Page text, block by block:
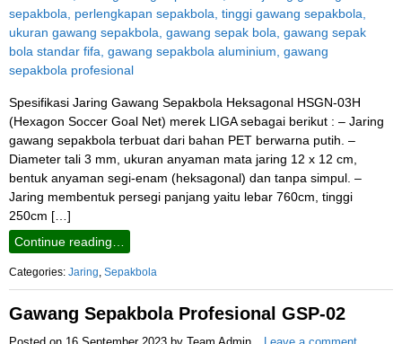
Spesifikasi Jaring Gawang Sepakbola Heksagonal HSGN-03H
(Hexagon Soccer Goal Net) merek LIGA sebagai berikut : – Jaring
gawang sepakbola terbuat dari bahan PET berwarna putih. –
Diameter tali 3 mm, ukuran anyaman mata jaring 12 x 12 cm,
bentuk anyaman segi-enam (heksagonal) dan tanpa simpul. –
Jaring membentuk persegi panjang yaitu lebar 760cm, tinggi
250cm […]
Continue reading…
Categories: Jaring Sepakbola
Gawang Sepakbola Profesional GSP-02